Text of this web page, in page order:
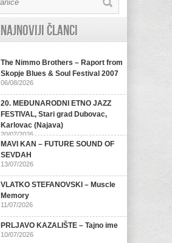
Najnoviji članci
The Nimmo Brothers – Raport from
Skopje Blues & Soul Festival 2007
06/08/2026
20. MEĐUNARODNI ETNO JAZZ
FESTIVAL, Stari grad Dubovac,
Karlovac (Najava)
20/07/2026
MAVI KAN – FUTURE SOUND OF
SEVDAH
13/07/2026
VLATKO STEFANOVSKI – Muscle
Memory
11/07/2026
PRLJAVO KAZALIŠTE – Tajno ime
10/07/2026